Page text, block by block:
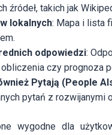
źródeł, takich jak
lokalnych: Mapa i lista
odpowiedzi:
czy prognoza
Pytają (People
pytań z rozwijanymi
wygodne dla